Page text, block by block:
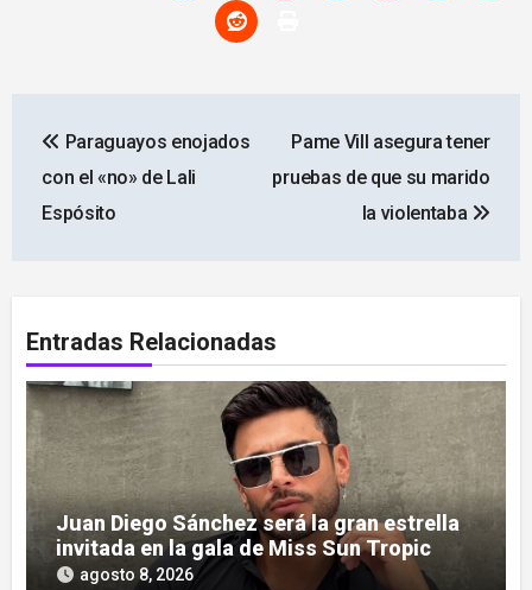
de
entradas
Paraguayos enojados
con el «no» de Lali
Espósito
Pame Vill asegura tener
pruebas de que su marido
la violentaba
Entradas Relacionadas
Juan Diego Sánchez será la gran estrella
invitada en la gala de Miss Sun Tropic
agosto 8, 2026